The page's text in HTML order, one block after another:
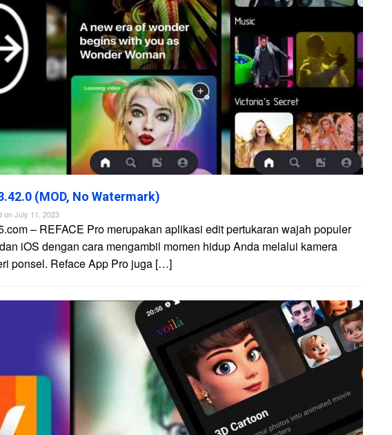
(MOD, No Watermark)
onJuly 11, 2023
– REFACE Pro merupakan aplikasi edit pertukaran wajah populer
iOS dengan cara mengambil momen hidup Anda melalui kamera
ponsel. Reface App Pro juga […]